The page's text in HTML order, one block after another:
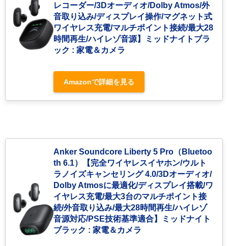
レコーダー/3Dオーディオ/Dolby Atmos/外
音取り込み/ディスプレイ操作/マグネット式
ワイヤレス充電/マルチポイント接続/最大28
時間再生/ハイレゾ音源】ミッドナイトブラ
ック : 家電＆カメラ
Amazonで詳細を見る
Anker Soundcore Liberty 5 Pro（Bluetoo
th 6.1）【完全ワイヤレスイヤホン/ウルト
ラノイズキャンセリング 4.0/3Dオーディオ/
Dolby Atmosに最適化/ディスプレイ搭載/ワ
イヤレス充電/最大3台のマルチポイント接
続/外音取り込み/最大28時間再生/ハイレゾ
音源対応/PSE技術基準適合】ミッドナイト
ブラック : 家電＆カメラ